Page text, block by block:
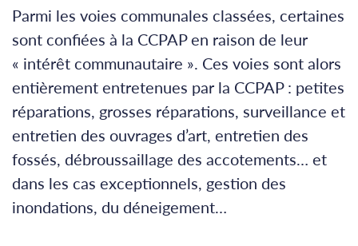
Parmi les voies communales classées, certaines
sont confiées à la CCPAP en raison de leur
« intérêt communautaire ». Ces voies sont alors
entièrement entretenues par la CCPAP : petites
réparations, grosses réparations, surveillance et
entretien des ouvrages d’art, entretien des
fossés, débroussaillage des accotements… et
dans les cas exceptionnels, gestion des
inondations, du déneigement…